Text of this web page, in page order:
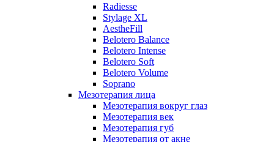
Radiesse
Stylage XL
AestheFill
Belotero Balance
Belotero Intense
Belotero Soft
Belotero Volume
Soprano
Мезотерапия лица
Мезотерапия вокруг глаз
Мезотерапия век
Мезотерапия губ
Мезотерапия от акне